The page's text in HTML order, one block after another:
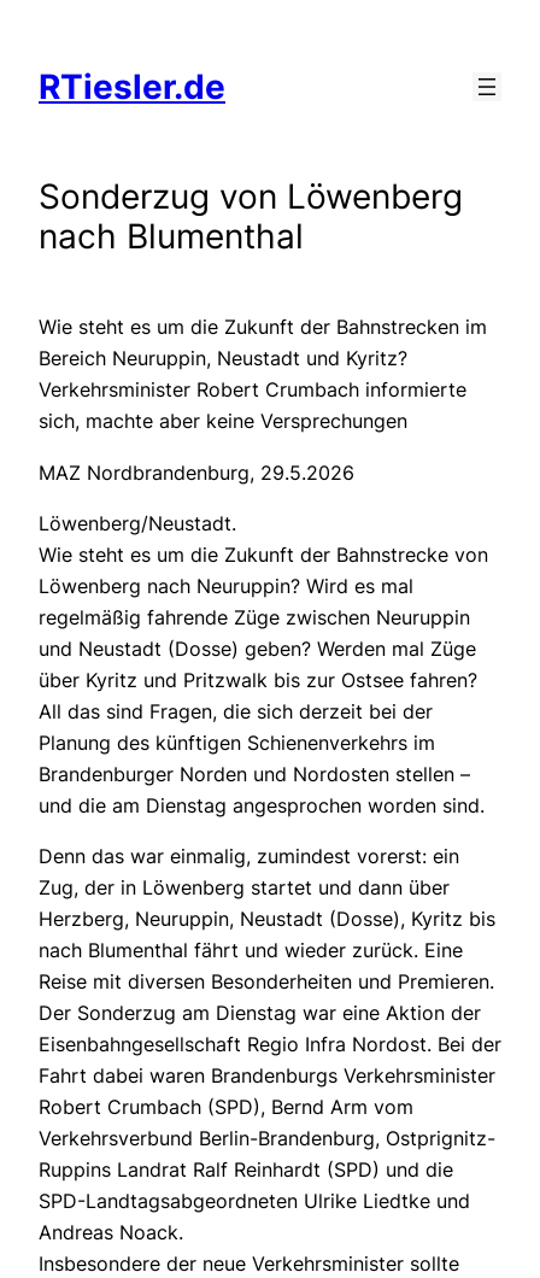
springen
RTiesler.de
Sonderzug von Löwenberg
nach Blumenthal
Wie steht es um die Zukunft der Bahnstrecken im
Bereich Neuruppin, Neustadt und Kyritz?
Verkehrsminister Robert Crumbach informierte
sich, machte aber keine Versprechungen
MAZ Nordbrandenburg, 29.5.2026
Löwenberg/Neustadt.
Wie steht es um die Zukunft der Bahnstrecke von
Löwenberg nach Neuruppin? Wird es mal
regelmäßig fahrende Züge zwischen Neuruppin
und Neustadt (Dosse) geben? Werden mal Züge
über Kyritz und Pritzwalk bis zur Ostsee fahren?
All das sind Fragen, die sich derzeit bei der
Planung des künftigen Schienenverkehrs im
Brandenburger Norden und Nordosten stellen –
und die am Dienstag angesprochen worden sind.
Denn das war einmalig, zumindest vorerst: ein
Zug, der in Löwenberg startet und dann über
Herzberg, Neuruppin, Neustadt (Dosse), Kyritz bis
nach Blumenthal fährt und wieder zurück. Eine
Reise mit diversen Besonderheiten und Premieren.
Der Sonderzug am Dienstag war eine Aktion der
Eisenbahngesellschaft Regio Infra Nordost. Bei der
Fahrt dabei waren Brandenburgs Verkehrsminister
Robert Crumbach (SPD), Bernd Arm vom
Verkehrsverbund Berlin-Brandenburg, Ostprignitz-
Ruppins Landrat Ralf Reinhardt (SPD) und die
SPD-Landtagsabgeordneten Ulrike Liedtke und
Andreas Noack.
Insbesondere der neue Verkehrsminister sollte